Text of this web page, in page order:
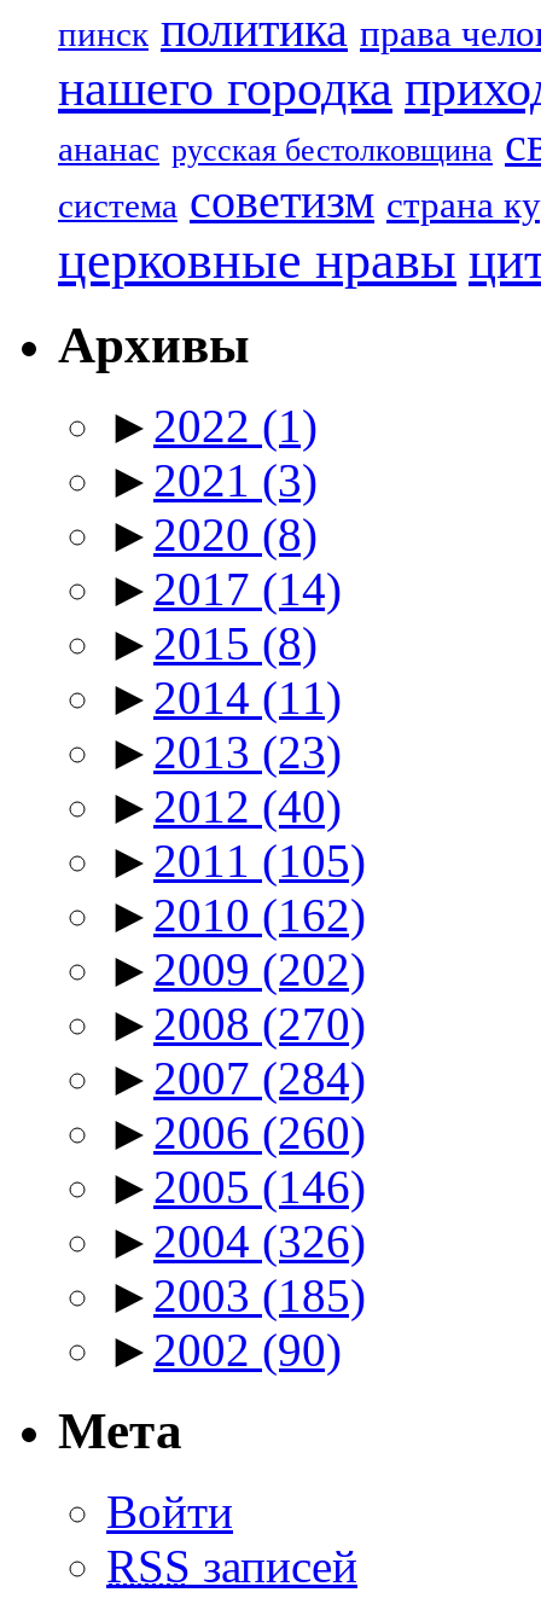
пинск политика права
нашего городка
ананас русская бестолковщина
система советизм страна
церковные нравы
Архивы
► 2022 (1)
► 2021 (3)
► 2020 (8)
► 2017 (14)
► 2015 (8)
► 2014 (11)
► 2013 (23)
► 2012 (40)
► 2011 (105)
► 2010 (162)
► 2009 (202)
► 2008 (270)
► 2007 (284)
► 2006 (260)
► 2005 (146)
► 2004 (326)
► 2003 (185)
► 2002 (90)
Мета
Войти
RSS записей